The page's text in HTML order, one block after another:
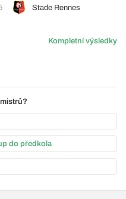
Stade Rennes
Kompletní výsledky
do předkola